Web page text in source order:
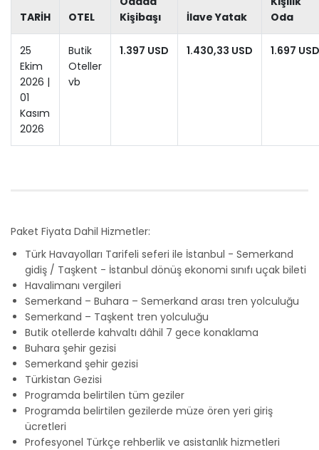
TARİH OTEL
Kişibaşı
İlave Yatak
Oda
25
Ekim
2026 |
01
Kasım
2026
Butik
Oteller
vb
1.397 USD 1.430,33 USD 1.697 USD
Paket Fiyata Dahil Hizmetler:
Türk Havayolları Tarifeli seferi ile İstanbul - Semerkand
gidiş / Taşkent - İstanbul dönüş ekonomi sınıfı uçak bileti
Havalimanı vergileri
Semerkand – Buhara – Semerkand arası tren yolculuğu
Semerkand – Taşkent tren yolculuğu
Butik otellerde kahvaltı dâhil 7 gece konaklama
Buhara şehir gezisi
Semerkand şehir gezisi
Türkistan Gezisi
Programda belirtilen tüm geziler
Programda belirtilen gezilerde müze ören yeri giriş
ücretleri
Profesyonel Türkçe rehberlik ve asistanlık hizmetleri